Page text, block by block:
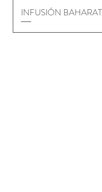
INFUSIÓN BAHARAT